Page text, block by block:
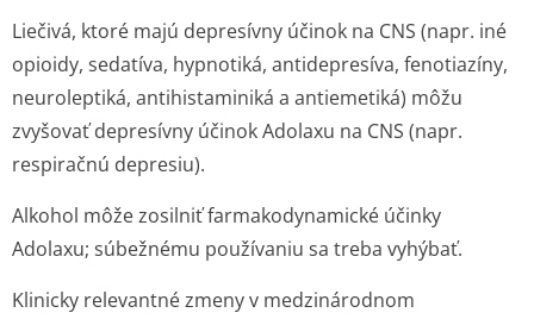
Liečivá, ktoré majú depresívny účinok na CNS (napr. iné
opioidy, sedatíva, hypnotiká, antidepresíva, fenotiazíny,
neuroleptiká, antihistaminiká a antiemetiká) môžu
zvyšovať depresívny účinok Adolaxu na CNS (napr.
respiračnú depresiu).
Alkohol môže zosilniť farmakodynamické účinky
Adolaxu; súbežnému používaniu sa treba vyhýbať.
Klinicky relevantné zmeny v medzinárodnom